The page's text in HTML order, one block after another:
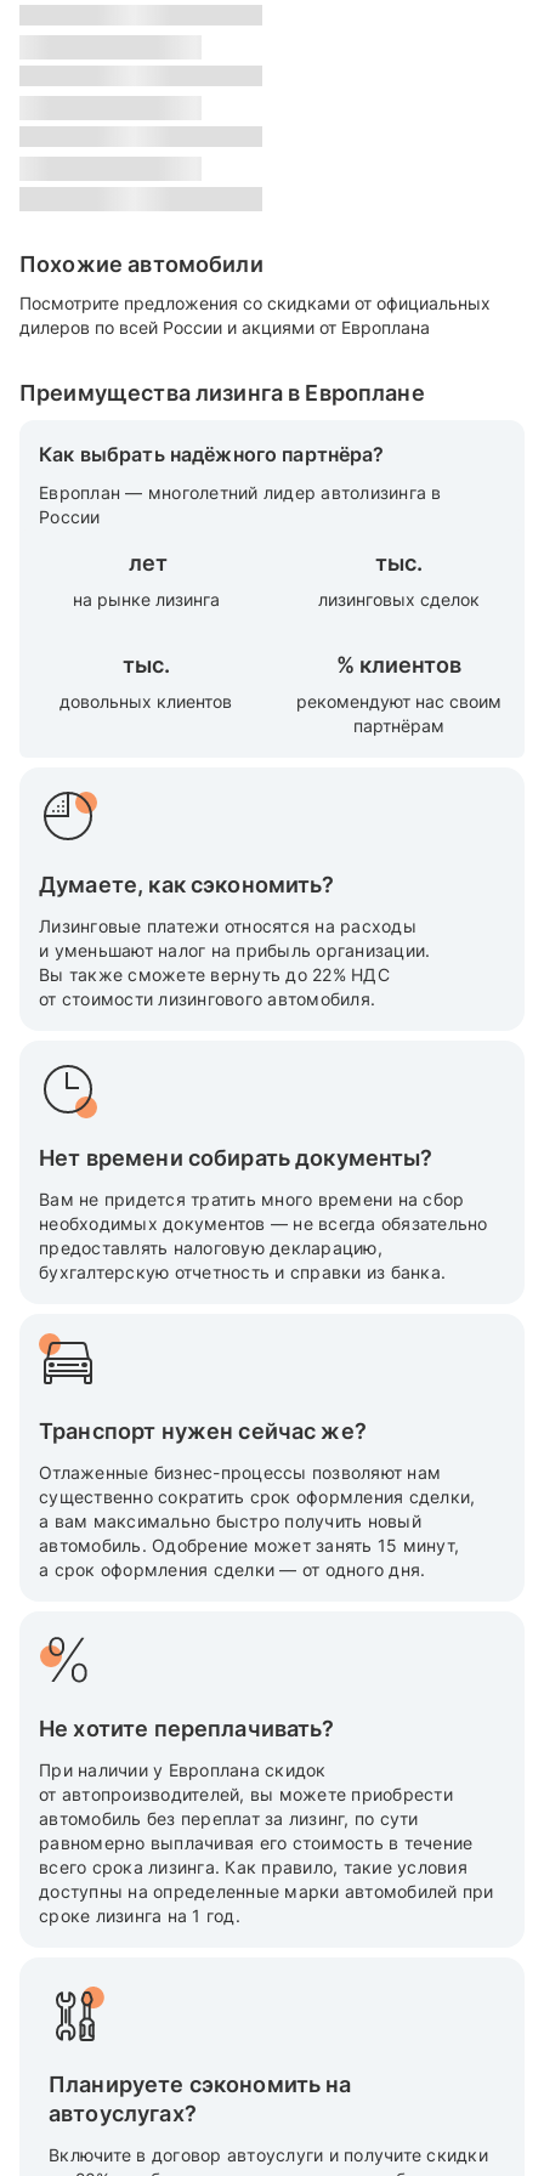
Похожие автомобили
Посмотрите предложения со скидками от официальных
дилеров по всей России и акциями от Европлана
Преимущества лизинга в Европлане
Как выбрать надёжного партнёра?
Европлан — многолетний лидер автолизинга в
России
лет
на рынке лизинга
тыс.
лизинговых сделок
тыс.
довольных клиентов
% клиентов
рекомендуют нас своим
партнёрам
Думаете, как сэкономить?
Лизинговые платежи относятся на расходы
и уменьшают налог на прибыль организации.
Вы также cможете вернуть до 22% НДС
от стоимости лизингового автомобиля.
Нет времени собирать документы?
Вам не придется тратить много времени на сбор
необходимых документов — не всегда обязательно
предоставлять налоговую декларацию,
бухгалтерскую отчетность и справки из банка.
Транспорт нужен сейчас же?
Отлаженные бизнес-процессы позволяют нам
существенно сократить срок оформления сделки,
а вам максимально быстро получить новый
автомобиль. Одобрение может занять 15 минут,
а срок оформления сделки — от одного дня.
Не хотите переплачивать?
При наличии у Европлана скидок
от автопроизводителей, вы можете приобрести
автомобиль без переплат за лизинг, по сути
равномерно выплачивая его стоимость в течение
всего срока лизинга. Как правило, такие условия
доступны на определенные марки автомобилей при
сроке лизинга на 1 год.
Планируете сэкономить на
автоуслугах?
Включите в договор автоуслуги и получите скидки